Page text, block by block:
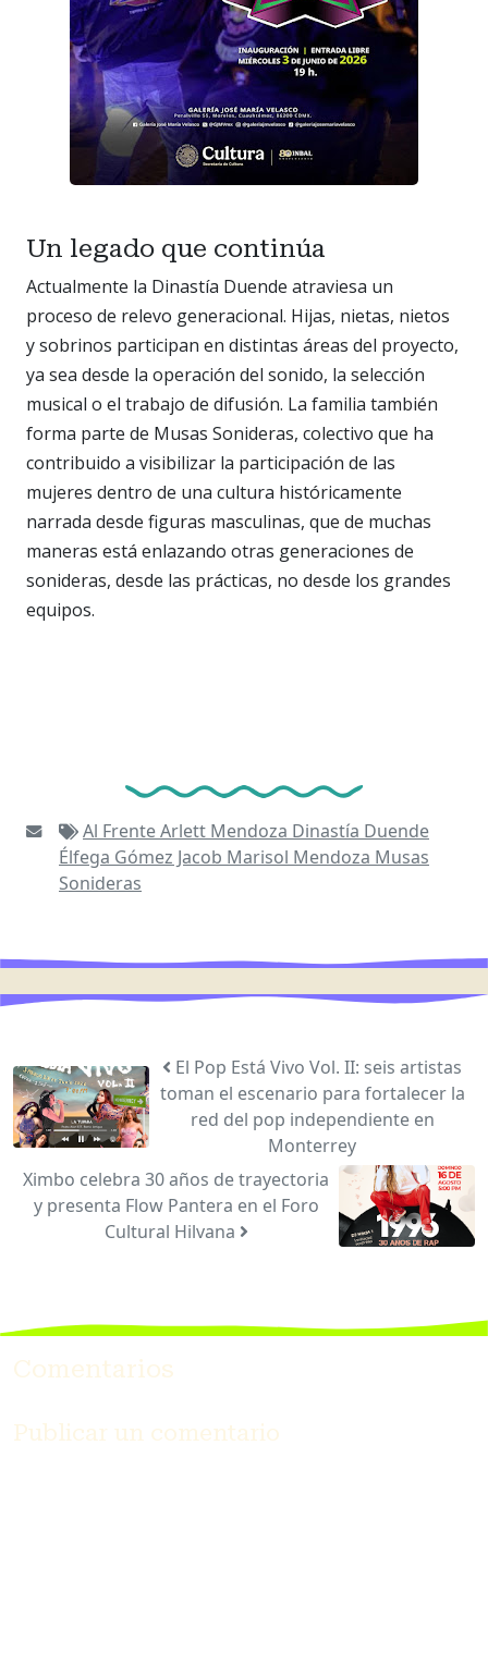
Un legado que continúa
Actualmente la Dinastía Duende atraviesa un
proceso de relevo generacional. Hijas, nietas, nietos
y sobrinos participan en distintas áreas del proyecto,
ya sea desde la operación del sonido, la selección
musical o el trabajo de difusión. La familia también
forma parte de Musas Sonideras, colectivo que ha
contribuido a visibilizar la participación de las
mujeres dentro de una cultura históricamente
narrada desde figuras masculinas, que de muchas
maneras está enlazando otras generaciones de
sonideras, desde las prácticas, no desde los grandes
equipos.
Al FrenteArlett Mendoza Dinastía Duende
Élfega Gómez Jacob Marisol Mendoza Musas
Sonideras
El Pop Está Vivo Vol. II: seis artistas
toman el escenario para fortalecer la
red del pop independiente en
Monterrey
Ximbo celebra 30 años de trayectoria
y presenta Flow Pantera en el Foro
Cultural Hilvana
Comentarios
Publicar un comentario